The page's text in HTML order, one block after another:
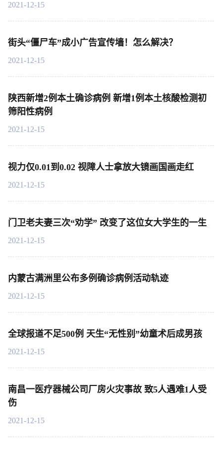
2021-12-15
街头“僵尸车”成小广告宣传墙！怎么解决？
2021-12-15
陕西新增2例本土确诊病例 新增1例本土核酸检测初
筛阳性病例
2021-12-15
视力仅0.01到0.02 视障人士拿放大镜画国画走红
2021-12-15
门卫老夫妻三次“劝学” 改变了这位女大学生的一生
2021-12-15
内蒙古满洲里公布多例确诊病例活动轨迹
2021-12-15
全球报道不足500例 天生“无性别”幼童术后成男孩
2021-12-15
南昌一医疗器械公司厂房火灾事故 致5人遇难1人受
伤
2021-12-15